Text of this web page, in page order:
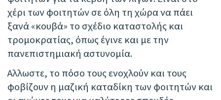
χέρι των φοιτητών σε όλη τη χώρα να πάει
ξανά «κουβά» το σχέδιο καταστολής και
τρομοκρατίας, όπως έγινε και με την
πανεπιστημιακή αστυνομία.
Αλλωστε, το πόσο τους ενοχλούν και τους
φοβίζουν η μαζική καταδίκη των φοιτητών και